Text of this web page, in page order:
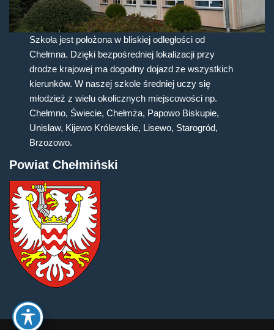
Szkoła jest położona w bliskiej odległości od
Chełmna. Dzięki bezpośredniej lokalizacji przy
drodze krajowej ma dogodny dojazd ze wszystkich
kierunków. W naszej szkole średniej uczy się
młodzież z wielu okolicznych miejscowości np.
Chełmno, Świecie, Chełmża, Papowo Biskupie,
Unisław, Kijewo Królewskie, Lisewo, Starogród,
Brzozowo.
Powiat Chełmiński